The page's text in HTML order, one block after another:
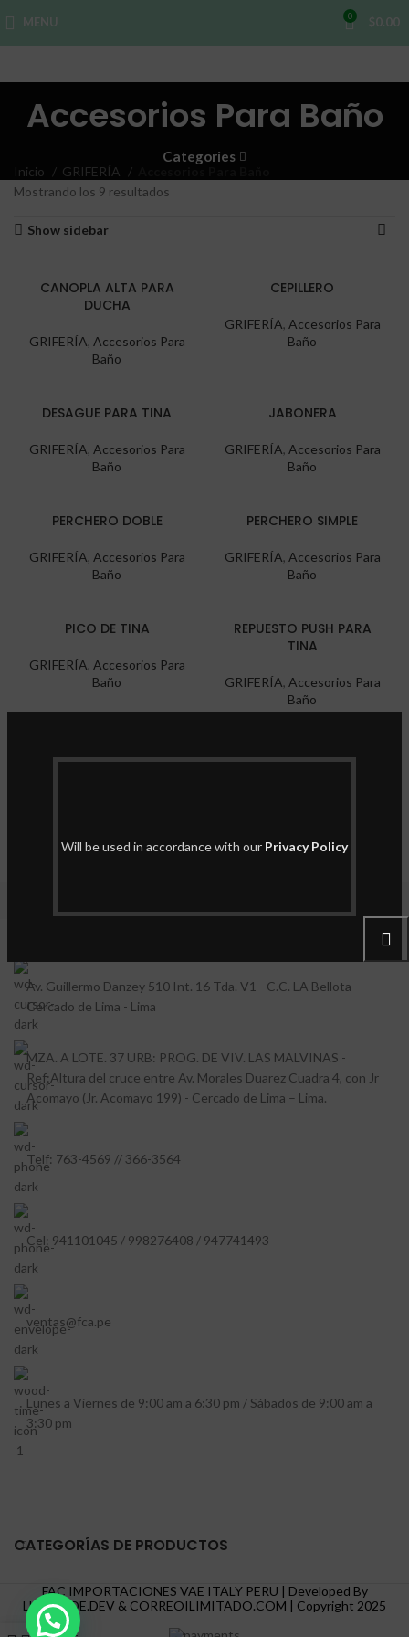
Will be used in accordance with our Privacy Policy
MENU 0 $0.00
Accesorios Para Baño
Categories
Inicio GRIFERÍA
Mostrando los 9 resultados
Show sidebar
CANOPLA ALTA PARA
DUCHA
GRIFERÍA, Accesorios Para
Baño
CEPILLERO
GRIFERÍA, Accesorios Para
Baño
DESAGUE PARA TINA
GRIFERÍA, Accesorios Para
Baño
JABONERA
GRIFERÍA, Accesorios Para
Baño
PERCHERO DOBLE
GRIFERÍA, Accesorios Para
Baño
PERCHERO SIMPLE
GRIFERÍA, Accesorios Para
Baño
PICO DE TINA
GRIFERÍA, Accesorios Para
Baño
REPUESTO PUSH PARA
TINA
GRIFERÍA, Accesorios Para
Baño
SET DE BAÑO 4 PCS
Av. Guillermo Danzey 510 Int. 16 Tda. V1 - C.C. LA Bellota -
Cercado de Lima - Lima
MZA. A LOTE. 37 URB: PROG. DE VIV. LAS MALVINAS -
Ref:Altura del cruce entre Av. Morales Duarez Cuadra 4, con Jr
Acomayo (Jr. Acomayo 199) - Cercado de Lima – Lima.
Telf: 763-4569 // 366-3564
Cel: 941101045 / 998276408 / 947741493
ventas@fca.pe
Lunes a Viernes de 9:00 am a 6:30 pm / Sábados de 9:00 am a
3:30 pm
CATEGORÍAS DE PRODUCTOS
FAC IMPORTACIONES VAE ITALY PERU | Developed By
LUISCODE.DEV & CORREOILIMITADO.COM | Copyright 2025
0